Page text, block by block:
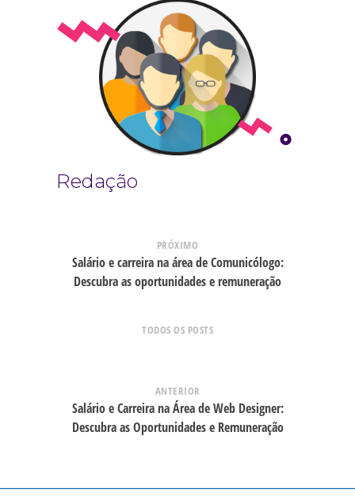
Redação
PRÓXIMO
Salário e carreira na área de Comunicólogo:
Descubra as oportunidades e remuneração
TODOS OS POSTS
ANTERIOR
Salário e Carreira na Área de Web Designer:
Descubra as Oportunidades e Remuneração